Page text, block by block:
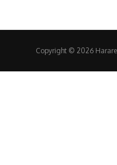
Copyright © 2026